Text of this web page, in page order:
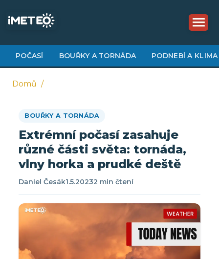
obsahu
POČASÍ BOUŘKY A TORNÁDA PODNEBÍ A KLIMA
navigace
Domů
BOUŘKY A TORNÁDA
Extrémní počasí zasahuje
různé části světa: tornáda,
vlny horka a prudké deště
Daniel Česák1.5.20232 min čtení